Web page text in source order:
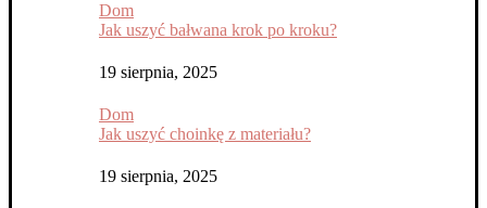
Dom
Jak uszyć bałwana krok po kroku?
19 sierpnia, 2025
Dom
Jak uszyć choinkę z materiału?
19 sierpnia, 2025